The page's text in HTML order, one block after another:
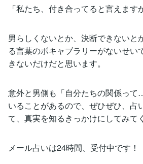
「私たち、付き合ってると言えます
男らしくないとか、決断できないと
る言葉のボキャブラリーがないせい
きないだけだと思います。
意外と男側も「自分たちの関係っ
いることがあるので、ぜひぜひ、占
て、真実を知るきっかけにしてみて
メール占いは24時間、受付中です！